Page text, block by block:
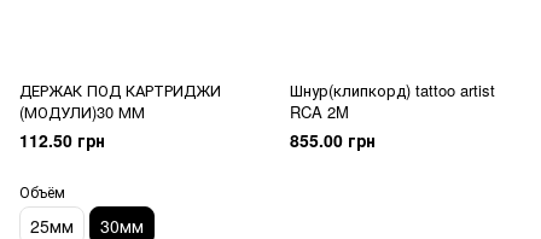
ДЕРЖАК ПОД КАРТРИДЖИ
(МОДУЛИ)30 ММ
112.50 грн
Объём
25мм 30мм
Шнур(клипкорд) tattoo artist
RCA 2M
855.00 грн